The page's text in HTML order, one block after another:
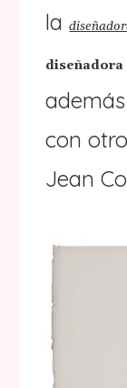
la
con
Jean